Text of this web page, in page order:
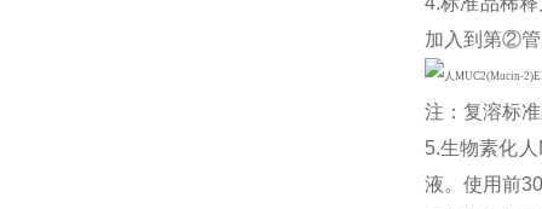
加入到第②
注：复溶标
5.生物素化
液。使用前